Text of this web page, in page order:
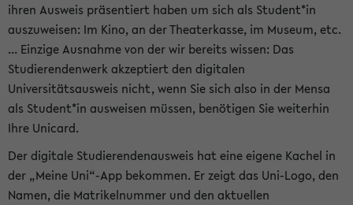
ihren Ausweis präsentiert haben um sich als Student*in
auszuweisen: Im Kino, an der Theaterkasse, im Museum, etc.
... Einzige Ausnahme von der wir bereits wissen: Das
Studierendenwerk akzeptiert den digitalen
Universitätsausweis nicht, wenn Sie sich also in der Mensa
als Student*in ausweisen müssen, benötigen Sie weiterhin
Ihre Unicard.
Der digitale Studierendenausweis hat eine eigene Kachel in
der „Meine Uni“-App bekommen. Er zeigt das Uni-Logo, den
Namen, die Matrikelnummer und den aktuellen